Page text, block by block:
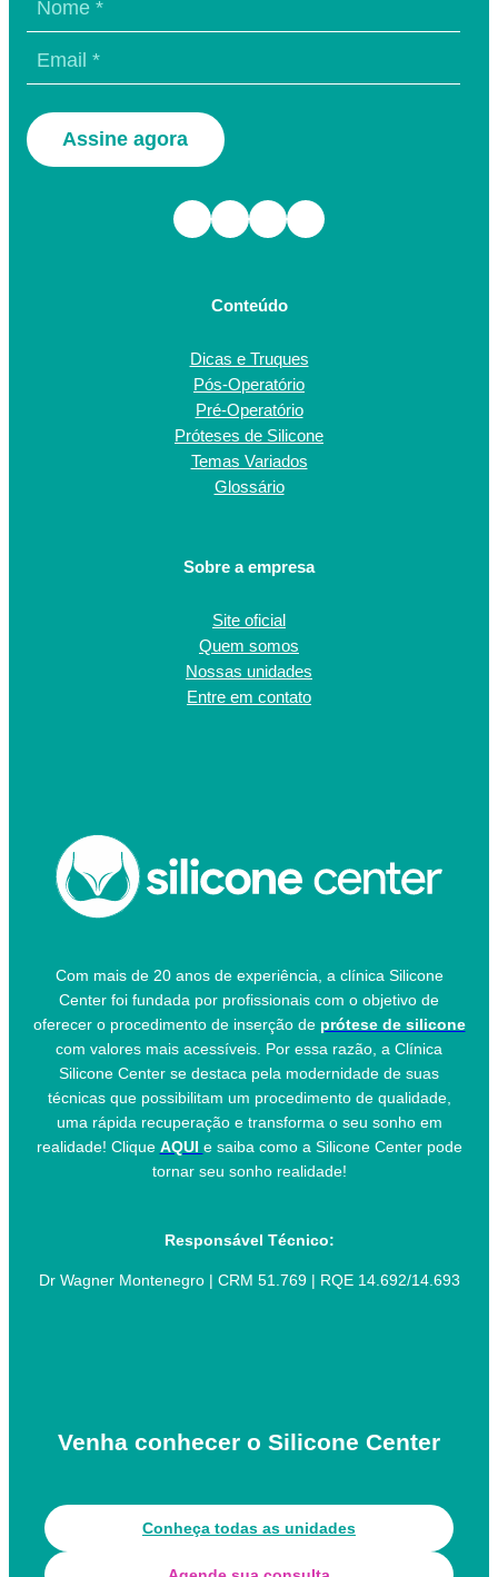
Assine agora
Facebook Instagram TikTok Youtube
Conteúdo
Dicas e Truques
Pós-Operatório
Pré-Operatório
Próteses de Silicone
Temas Variados
Glossário
Sobre a empresa
Site oficial
Quem somos
Nossas unidades
Entre em contato
Com mais de 20 anos de experiência, a clínica Silicone
Center foi fundada por profissionais com o objetivo de
oferecer o procedimento de inserção de prótese de silicone
com valores mais acessíveis. Por essa razão, a Clínica
Silicone Center se destaca pela modernidade de suas
técnicas que possibilitam um procedimento de qualidade,
uma rápida recuperação e transforma o seu sonho em
realidade! Clique AQUI e saiba como a Silicone Center pode
tornar seu sonho realidade!
Responsável Técnico:
Dr Wagner Montenegro | CRM 51.769 | RQE 14.692/14.693
Venha conhecer o Silicone Center
Conheça todas as unidades